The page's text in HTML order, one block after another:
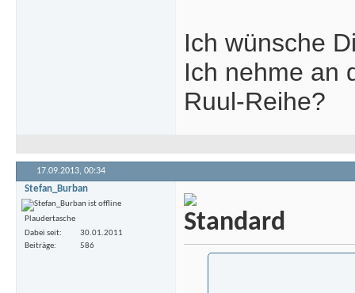
Ich wünsche
Ich nehme an
Ruul-Reihe?
17.09.2013, 00:34
Stefan_Burban
Plaudertasche
Dabei seit
30.01.2011
Beiträge
586